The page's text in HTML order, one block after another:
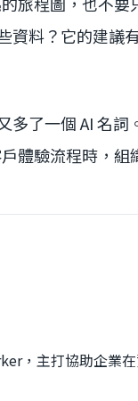
料？它的建議
了一個 AI 名詞
體驗流程時，組
，主打協助企業